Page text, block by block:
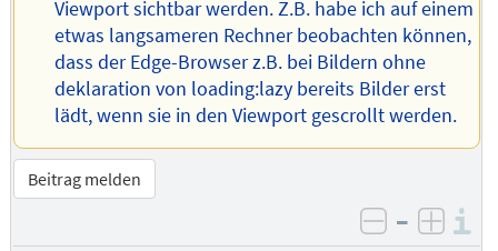
Viewport sichtbar werden. Z.B. habe ich auf einem
etwas langsameren Rechner beobachten können,
dass der Edge-Browser z.B. bei Bildern ohne
deklaration von loading:lazy bereits Bilder erst
lädt, wenn sie in den Viewport gescrollt werden.
Beitrag melden
negativ
–